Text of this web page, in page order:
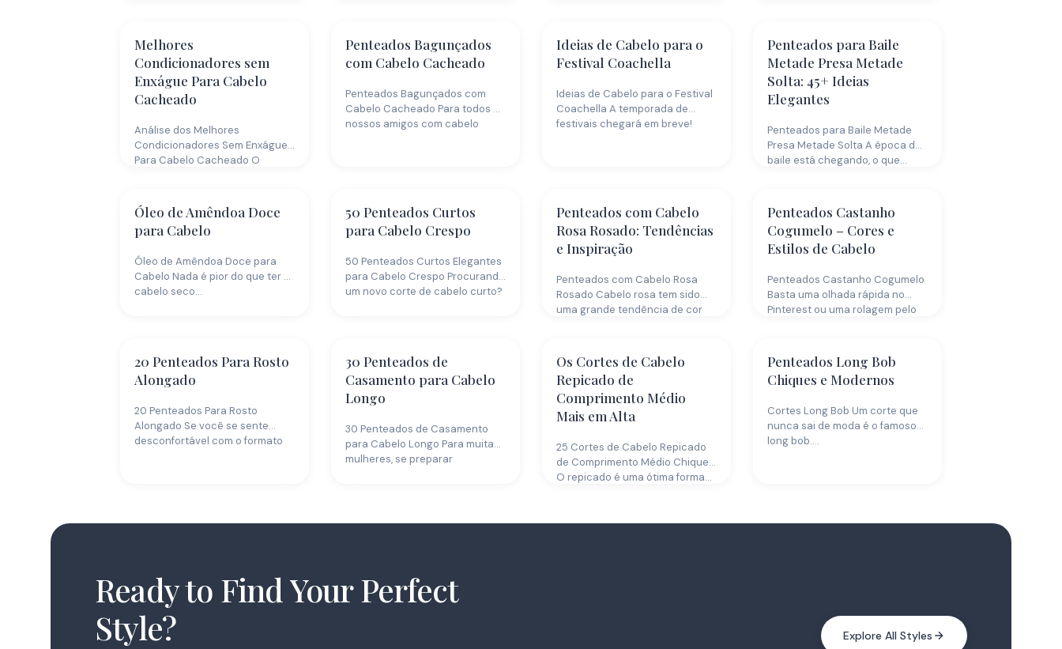
Melhores
Condicionadores sem
Enxágue Para Cabelo
Cacheado
Análise dos Melhores
Condicionadores Sem Enxágue
Para Cabelo Cacheado O
Penteados Bagunçados
com Cabelo Cacheado
Penteados Bagunçados com
Cabelo Cacheado Para todos os
nossos amigos com cabelo
Ideias de Cabelo para o
Festival Coachella
Ideias de Cabelo para o Festival
Coachella A temporada de
festivais chegará em breve!
Penteados para Baile
Metade Presa Metade
Solta: 45+ Ideias
Elegantes
Penteados para Baile Metade
Presa Metade Solta A época do
baile está chegando, o que…
Óleo de Amêndoa Doce
para Cabelo
Óleo de Amêndoa Doce para
Cabelo Nada é pior do que ter o
cabelo seco…
50 Penteados Curtos
para Cabelo Crespo
50 Penteados Curtos Elegantes
para Cabelo Crespo Procurando
um novo corte de cabelo curto?
Penteados com Cabelo
Rosa Rosado: Tendências
e Inspiração
Penteados com Cabelo Rosa
Rosado Cabelo rosa tem sido
uma grande tendência de cor
Penteados Castanho
Cogumelo – Cores e
Estilos de Cabelo
Penteados Castanho Cogumelo
Basta uma olhada rápida no
Pinterest ou uma rolagem pelo
20 Penteados Para Rosto
Alongado
20 Penteados Para Rosto
Alongado Se você se sente
desconfortável com o formato
30 Penteados de
Casamento para Cabelo
Longo
30 Penteados de Casamento
para Cabelo Longo Para muitas
mulheres, se preparar
Os Cortes de Cabelo
Repicado de
Comprimento Médio
Mais em Alta
25 Cortes de Cabelo Repicado
de Comprimento Médio Chiques
O repicado é uma ótima forma…
Penteados Long Bob
Chiques e Modernos
Cortes Long Bob Um corte que
nunca sai de moda é o famoso
long bob.…
Ready to Find Your Perfect
Style?
Explore All Styles